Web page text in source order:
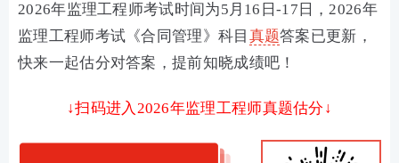
2026年监理工程师考试时间为5月16日-17日，2026年
监理工程师考试《合同管理》科目 真题答案已更新，
快来一起估分对答案，提前知晓成绩吧！
↓扫码进入2026年监理工程师真题估分↓